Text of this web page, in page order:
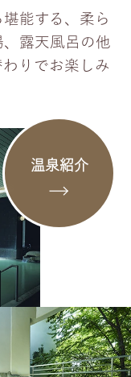
能する、柔ら
露天風呂の他
りでお楽しみ
温泉紹介